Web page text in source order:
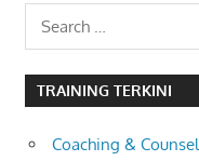
Search
for:
TRAINING TERKINI
Coaching &